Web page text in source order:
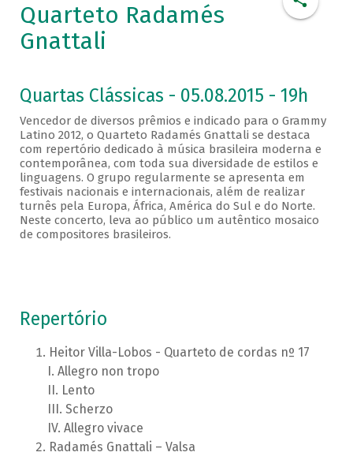
Quarteto Radamés
Gnattali
Quartas Clássicas - 05.08.2015 - 19h
Vencedor de diversos prêmios e indicado para o Grammy
Latino 2012, o Quarteto Radamés Gnattali se destaca
com repertório dedicado à música brasileira moderna e
contemporânea, com toda sua diversidade de estilos e
linguagens. O grupo regularmente se apresenta em
festivais nacionais e internacionais, além de realizar
turnês pela Europa, África, América do Sul e do Norte.
Neste concerto, leva ao público um autêntico mosaico
de compositores brasileiros.
Repertório
Heitor Villa-Lobos - Quarteto de cordas nº 17
Allegro non tropo
Lento
Scherzo
Allegro vivace
Radamés Gnattali – Valsa